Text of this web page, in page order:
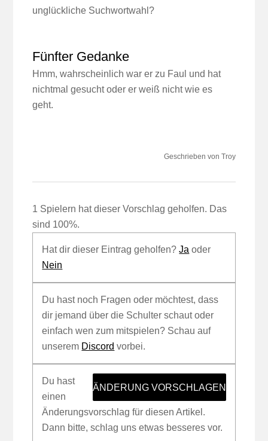
unglückliche Suchwortwahl?
Fünfter Gedanke
Hmm, wahrscheinlich war er zu Faul und hat
nichtmal gesucht oder er weiß nicht wie es
geht.
Geschrieben von Troy
1 Spielern hat dieser Vorschlag geholfen. Das
sind 100%.
Hat dir dieser Eintrag geholfen?Ja oder
Nein
Du hast noch Fragen oder möchtest, dass
dir jemand über die Schulter schaut oder
einfach wen zum mitspielen? Schau auf
unserem Discord vorbei.
ÄNDERUNG VORSCHLAGEN
Du hast
einen
Änderungsvorschlag für diesen Artikel.
Dann bitte, schlag uns etwas besseres vor.